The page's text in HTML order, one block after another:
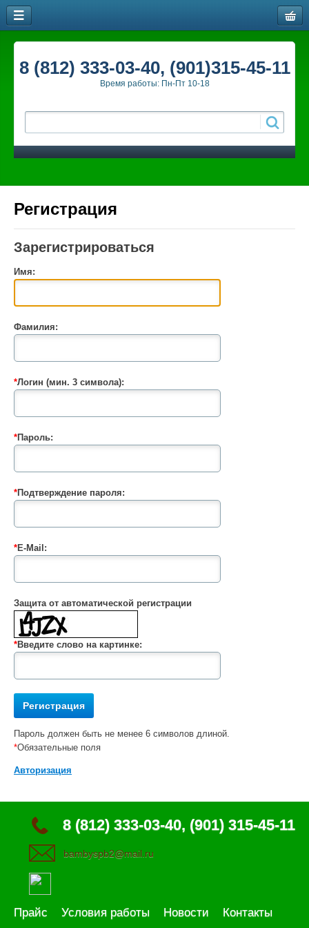
8 (812) 333-03-40, (901)315-45-11
Время работы: Пн-Пт 10-18
Регистрация
Зарегистрироваться
Имя:
Фамилия:
*Логин (мин. 3 символа):
*Пароль:
*Подтверждение пароля:
*E-Mail:
Защита от автоматической регистрации
*Введите слово на картинке:
Пароль должен быть не менее 6 символов длиной.
*Обязательные поля
Авторизация
8 (812) 333-03-40, (901) 315-45-11
bambyspb2@mail.ru
Прайс Условия работы Новости Контакты